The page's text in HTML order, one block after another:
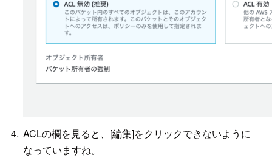
ACLの欄を見ると、[編集]をクリックできないように
なっていますね。